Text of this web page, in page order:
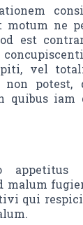
motum ne
est
vel
non potest,
quibus iam
appetitus
malum
qui